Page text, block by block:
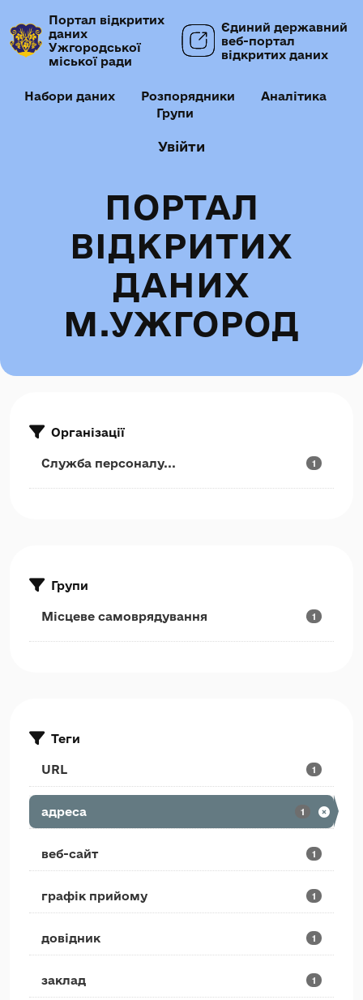
Портал відкритих
даних
Ужгородської
міської ради
Єдиний державний
веб-портал
відкритих даних
Набори даних Розпорядники
Аналітика
Групи
Увійти
ПОРТАЛ
ВІДКРИТИХ
ДАНИХ
М.УЖГОРОД
Організації
Служба персоналу... 1
Групи
Місцеве самоврядування 1
Теги
URL 1
адреса 1
веб-сайт 1
графік прийому 1
довідник 1
заклад 1